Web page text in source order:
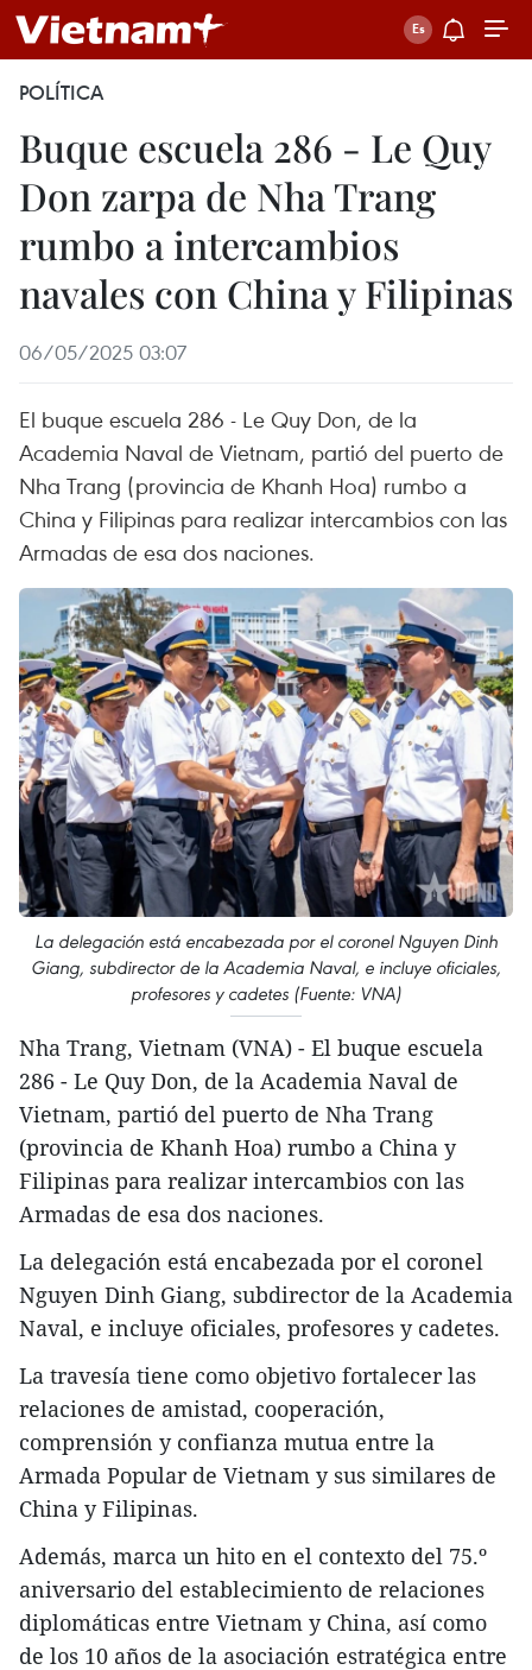
POLÍTICA
Buque escuela 286 - Le Quy
Don zarpa de Nha Trang
rumbo a intercambios
navales con China y Filipinas
06/05/2025 03:07
El buque escuela 286 - Le Quy Don, de la
Academia Naval de Vietnam, partió del puerto de
Nha Trang (provincia de Khanh Hoa) rumbo a
China y Filipinas para realizar intercambios con las
Armadas de esa dos naciones.
La delegación está encabezada por el coronel Nguyen Dinh
Giang, subdirector de la Academia Naval, e incluye oficiales,
profesores y cadetes (Fuente: VNA)
Nha Trang, Vietnam (VNA) - El buque escuela
286 - Le Quy Don, de la Academia Naval de
Vietnam, partió del puerto de Nha Trang
(provincia de Khanh Hoa) rumbo a China y
Filipinas para realizar intercambios con las
Armadas de esa dos naciones.
La delegación está encabezada por el coronel
Nguyen Dinh Giang, subdirector de la Academia
Naval, e incluye oficiales, profesores y cadetes.
La travesía tiene como objetivo fortalecer las
relaciones de amistad, cooperación,
comprensión y confianza mutua entre la
Armada Popular de Vietnam y sus similares de
China y Filipinas.
Además, marca un hito en el contexto del 75.º
aniversario del establecimiento de relaciones
diplomáticas entre Vietnam y China, así como
de los 10 años de la asociación estratégica entre